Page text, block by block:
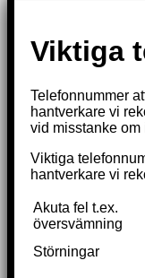
Viktiga
Telefonnummer
hantverkare vi
vid misstanke om
Viktiga
hantverkare vi
Akuta fel t.ex.
översvämning
Störningar